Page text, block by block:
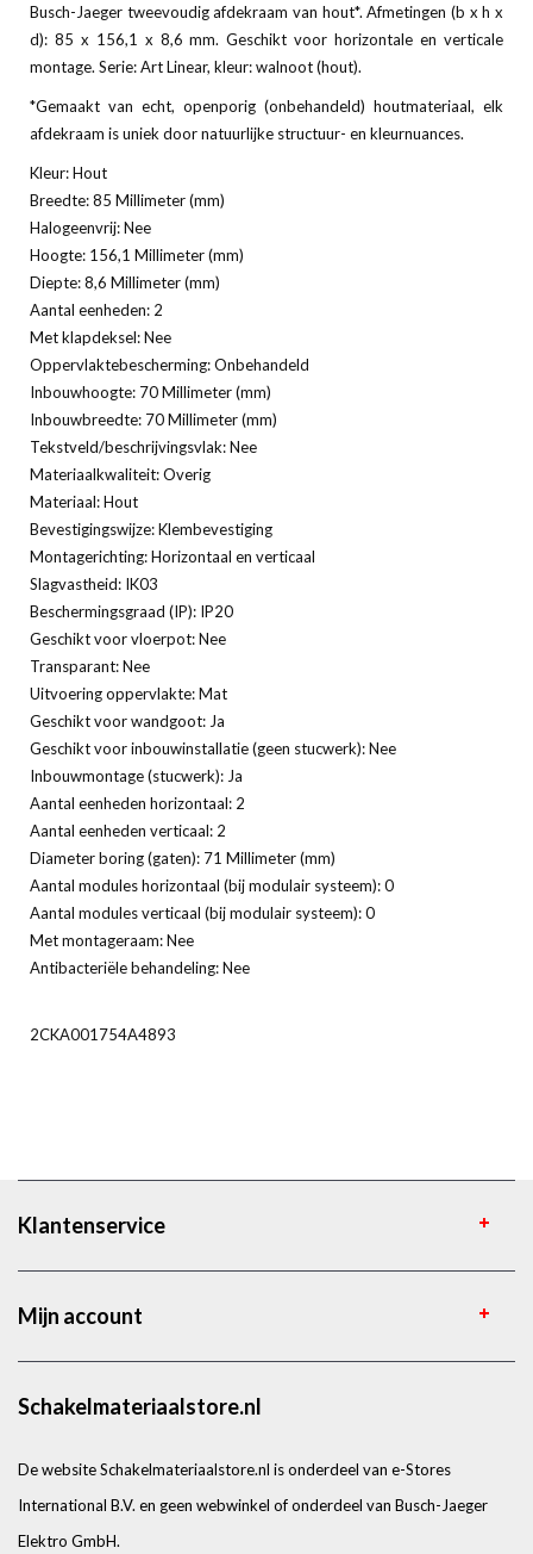
Busch-Jaeger tweevoudig afdekraam van hout*. Afmetingen (b x h x
d): 85 x 156,1 x 8,6 mm. Geschikt voor horizontale en verticale
montage. Serie: Art Linear, kleur: walnoot (hout).
*Gemaakt van echt, openporig (onbehandeld) houtmateriaal, elk
afdekraam is uniek door natuurlijke structuur- en kleurnuances.
Kleur: Hout
Breedte: 85 Millimeter (mm)
Halogeenvrij: Nee
Hoogte: 156,1 Millimeter (mm)
Diepte: 8,6 Millimeter (mm)
Aantal eenheden: 2
Met klapdeksel: Nee
Oppervlaktebescherming: Onbehandeld
Inbouwhoogte: 70 Millimeter (mm)
Inbouwbreedte: 70 Millimeter (mm)
Tekstveld/beschrijvingsvlak: Nee
Materiaalkwaliteit: Overig
Materiaal: Hout
Bevestigingswijze: Klembevestiging
Montagerichting: Horizontaal en verticaal
Slagvastheid: IK03
Beschermingsgraad (IP): IP20
Geschikt voor vloerpot: Nee
Transparant: Nee
Uitvoering oppervlakte: Mat
Geschikt voor wandgoot: Ja
Geschikt voor inbouwinstallatie (geen stucwerk): Nee
Inbouwmontage (stucwerk): Ja
Aantal eenheden horizontaal: 2
Aantal eenheden verticaal: 2
Diameter boring (gaten): 71 Millimeter (mm)
Aantal modules horizontaal (bij modulair systeem): 0
Aantal modules verticaal (bij modulair systeem): 0
Met montageraam: Nee
Antibacteriële behandeling: Nee
2CKA001754A4893
Klantenservice
Mijn account
Schakelmateriaalstore.nl
De website Schakelmateriaalstore.nl is onderdeel van e-Stores
International B.V. en geen webwinkel of onderdeel van Busch-Jaeger
Elektro GmbH.